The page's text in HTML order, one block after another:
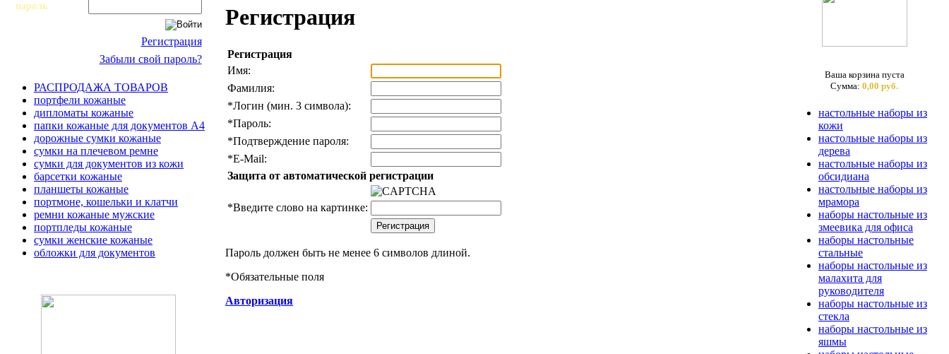
пароль
Регистрация
Забыли свой пароль?
РАСПРОДАЖА ТОВАРОВ
портфели кожаные
дипломаты кожаные
папки кожаные для документов А4
дорожные сумки кожаные
сумки на плечевом ремне
сумки для документов из кожи
барсетки кожаные
планшеты кожаные
портмоне, кошельки и клатчи
ремни кожаные мужские
портпледы кожаные
сумки женские кожаные
обложки для документов
Регистрация
Регистрация
Имя:
Фамилия:
*Логин (мин. 3 символа):
*Пароль:
*Подтверждение пароля:
*E-Mail:
Защита от автоматической регистрации
*Введите слово на картинке:
Пароль должен быть не менее 6 символов длиной.
*Обязательные поля
Авторизация
Ваша корзина пуста
Сумма: 0,00 руб.
настольные наборы из
кожи
настольные наборы из
дерева
настольные наборы из
обсидиана
настольные наборы из
мрамора
наборы настольные из
змеевика для офиса
наборы настольные
стальные
наборы настольные из
малахита для
руководителя
наборы настольные из
стекла
наборы настольные из
яшмы